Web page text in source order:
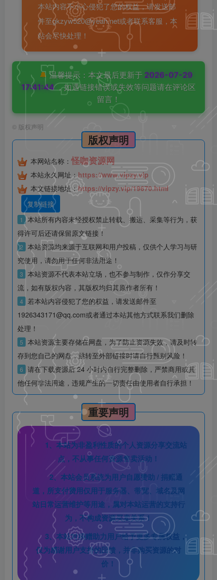
本站内容不小心侵犯了您的权益，请发送邮
件至gkzyw520@yeah.net或者联系客服，本
站会尽快处理！
🔔 温馨提示：本文最后更新于 2026-07-29
17:41:44 ，如遇链接错误或失效等问题请在评论区
留言！
© 版权声明
版权声明
本网站名称：怪咖资源网
本站永久网址： https://www.vipzy.vip
本文链接地址：https://vipzy.vip/19670.html
复制链接
1 本站所有内容未经授权禁止转载、搬运、采集等行为，获
得许可后还请保留原文链接！
2 本站资源均来源于互联网和用户投稿，仅供个人学习与研
究使用，请勿用于任何非法用途！
3 本站资源不代表本站立场，也不参与制作，仅作分享交
流，如有版权内容，其版权均归其原作者所有！
4
若本站内容侵犯了您的权益，请发送邮件至
1926343171@qq.com或者通过本站其他方式联系我们删除
处理！
5 本站资源主要存储在网盘，为了防止资源失效，请及时转
存到您自己的网盘，跳转至外部链接时请自行甄别风险！
6 请在下载资源后 24 小时内自行完整删除，严禁商用或其
他任何非法用途，违规产生的一切责任由使用者自行承担！
重要声明
1、本站为非盈利性质的个人资源分享交流站
点，不从事任何资源售卖活动！
2、本站会员系统为用户自愿赞助 / 捐赠通
道，所支付费用仅用于服务器、带宽、域名及网
站日常运营维护等用途，属对本站运营的支持行
为，不构成资源买卖关系！
3、本站对捐赠助力用户给予更多专属权益，
仅为感谢用户支持的回馈，并非购买资源的对
价！